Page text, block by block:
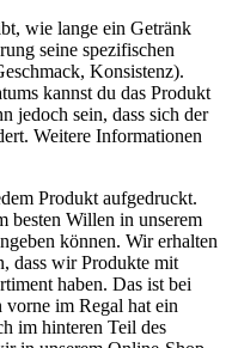
wie lange ein Getränk
seine spezifischen
Konsistenz).
kannst du das Produkt
jedoch sein, dass sich der
Weitere Informationen
Produkt aufgedruckt.
besten Willen in unserem
können. Wir erhalten
dass wir Produkte mit
haben. Das ist bei
im Regal hat ein
im hinteren Teil des